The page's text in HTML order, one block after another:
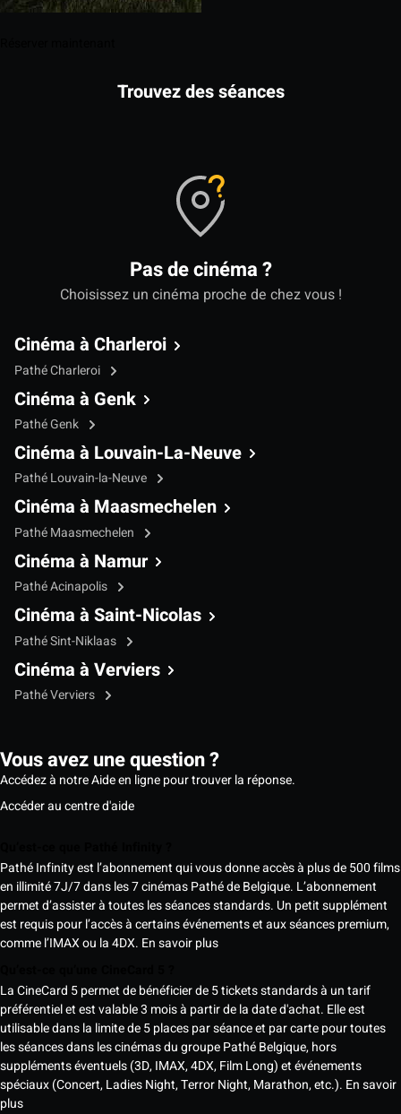
Trouvez des séances
Pas de cinéma ?
Choisissez un cinéma proche de chez vous !
Cinéma à Charleroi
Pathé Charleroi
Cinéma à Genk
Pathé Genk
Cinéma à Louvain-La-Neuve
Pathé Louvain-la-Neuve
Cinéma à Maasmechelen
Pathé Maasmechelen
Cinéma à Namur
Pathé Acinapolis
Cinéma à Saint-Nicolas
Pathé Sint-Niklaas
Cinéma à Verviers
Pathé Verviers
Vous avez une question ?
Accédez à notre Aide en ligne pour trouver la réponse.
Accéder au centre d'aide
Pathé Infinity est l’abonnement qui vous donne accès à plus de 500 films
en illimité 7J/7 dans les 7 cinémas Pathé de Belgique. L’abonnement
permet d’assister à toutes les séances standards. Un petit supplément
est requis pour l’accès à certains événements et aux séances premium,
comme l’IMAX ou la 4DX. En savoir plus
La CineCard 5 permet de bénéficier de 5 tickets standards à un tarif
préférentiel et est valable 3 mois à partir de la date d'achat. Elle est
utilisable dans la limite de 5 places par séance et par carte pour toutes
les séances dans les cinémas du groupe Pathé Belgique, hors
suppléments éventuels (3D, IMAX, 4DX, Film Long) et événements
spéciaux (Concert, Ladies Night, Terror Night, Marathon, etc.). En savoir
plus